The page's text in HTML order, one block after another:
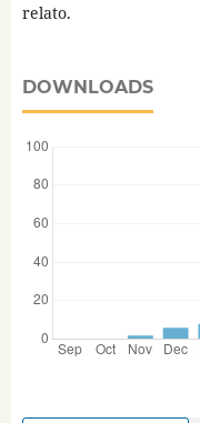
relato.
DOWNLOADS